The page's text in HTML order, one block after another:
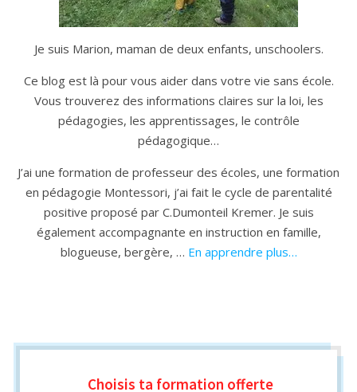
Je suis Marion, maman de deux enfants, unschoolers.
Ce blog est là pour vous aider dans votre vie sans école.
Vous trouverez des informations claires sur la loi, les
pédagogies, les apprentissages, le contrôle
pédagogique…
J’ai une formation de professeur des écoles, une formation
en pédagogie Montessori, j’ai fait le cycle de parentalité
positive proposé par C.Dumonteil Kremer. Je suis
également accompagnante en instruction en famille,
blogueuse, bergère, … En apprendre plus…
Choisis ta formation offerte